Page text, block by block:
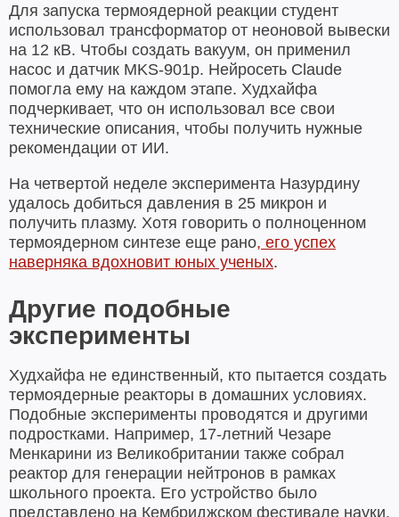
Для запуска термоядерной реакции студент
использовал трансформатор от неоновой вывески
на 12 кВ. Чтобы создать вакуум, он применил
насос и датчик MKS-901p. Нейросеть Claude
помогла ему на каждом этапе. Худхайфа
подчеркивает, что он использовал все свои
технические описания, чтобы получить нужные
рекомендации от ИИ.
На четвертой неделе эксперимента Назурдину
удалось добиться давления в 25 микрон и
получить плазму. Хотя говорить о полноценном
термоядерном синтезе еще рано, его успех
наверняка вдохновит юных ученых.
Другие подобные
эксперименты
Худхайфа не единственный, кто пытается создать
термоядерные реакторы в домашних условиях.
Подобные эксперименты проводятся и другими
подростками. Например, 17-летний Чезаре
Менкарини из Великобритании также собрал
реактор для генерации нейтронов в рамках
школьного проекта. Его устройство было
представлено на Кембриджском фестивале науки.